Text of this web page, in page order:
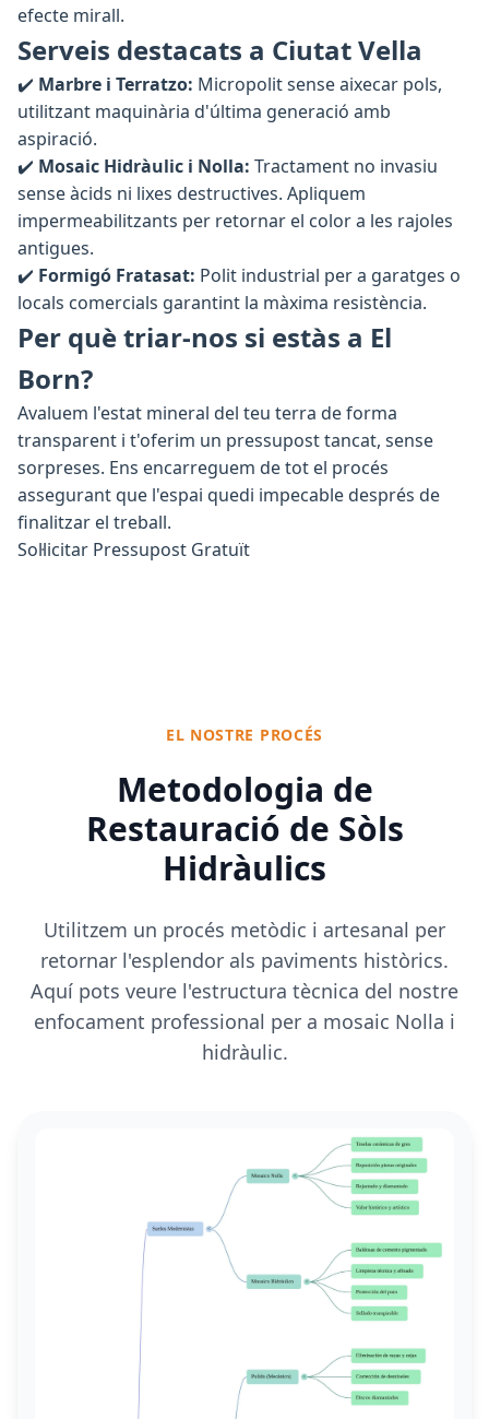
efecte mirall.
Serveis destacats a Ciutat Vella
✔️ Marbre i Terratzo: Micropolit sense aixecar pols,
utilitzant maquinària d'última generació amb
aspiració.
✔️ Mosaic Hidràulic i Nolla: Tractament no invasiu
sense àcids ni lixes destructives. Apliquem
impermeabilitzants per retornar el color a les rajoles
antigues.
✔️ Formigó Fratasat: Polit industrial per a garatges o
locals comercials garantint la màxima resistència.
Per què triar-nos si estàs a El
Born?
Avaluem l'estat mineral del teu terra de forma
transparent i t'oferim un pressupost tancat, sense
sorpreses. Ens encarreguem de tot el procés
assegurant que l'espai quedi impecable després de
finalitzar el treball.
Sol·licitar Pressupost Gratuït
EL NOSTRE PROCÉS
Metodologia de
Restauració de Sòls
Hidràulics
Utilitzem un procés metòdic i artesanal per
retornar l'esplendor als paviments històrics.
Aquí pots veure l'estructura tècnica del nostre
enfocament professional per a mosaic Nolla i
hidràulic.